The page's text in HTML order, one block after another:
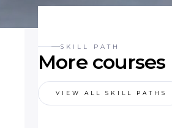
SKILL PATH
More courses
VIEW ALL SKILL PATHS